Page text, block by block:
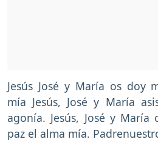
Jesús José y María os doy
mía Jesús, José y María
agonía. Jesús, José y María
paz el alma mía.